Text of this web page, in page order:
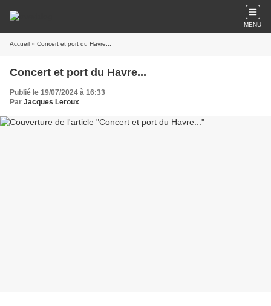
MENU
Accueil » Concert et port du Havre...
Concert et port du Havre...
Publié le 19/07/2024 à 16:33
Par Jacques Leroux